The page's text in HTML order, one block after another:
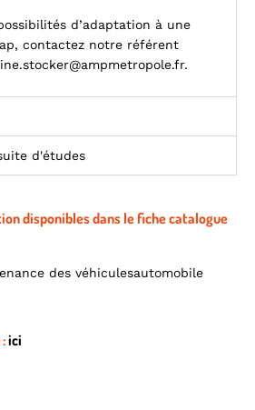
d’adaptation à une
contactez notre référent
.
d'études
disponibles dans le fiche catalogue
des véhiculesautomobile
:ici